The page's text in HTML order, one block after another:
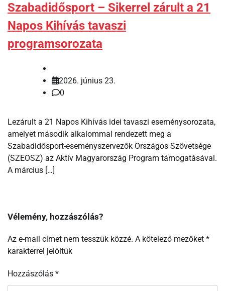
Szabadidősport – Sikerrel zárult a 21
Napos Kihívás tavaszi
programsorozata
2026. június 23.
0
Lezárult a 21 Napos Kihívás idei tavaszi eseménysorozata,
amelyet második alkalommal rendezett meg a
Szabadidősport-eseményszervezők Országos Szövetsége
(SZEOSZ) az Aktív Magyarország Program támogatásával.
A március […]
Vélemény, hozzászólás?
Az e-mail címet nem tesszük közzé. A kötelező mezőket *
karakterrel jelöltük
Hozzászólás *